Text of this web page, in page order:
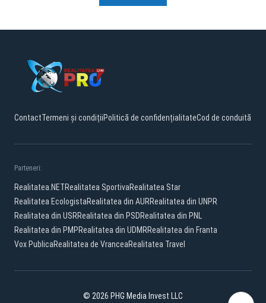
ContactTermeni și condițiiPolitică de confidențialitateCod de conduită
Parteneri:
Realitatea.NETRealitatea SportivaRealitatea Star
Realitatea EcologistaRealitatea din AURRealitatea din UNPR
Realitatea din USRRealitatea din PSDRealitatea din PNL
Realitatea din PMPRealitatea din UDMRRealitatea din Franta
Vox PublicaRealitatea de VranceaRealitatea Travel
© 2026 PHG Media Invest LLC